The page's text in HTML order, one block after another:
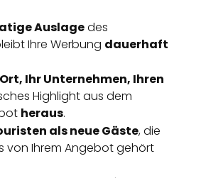
Auslagedes
Ihre Werbung dauerhaft
Ihr Unternehmen, Ihren
Highlight aus dem
heraus.
als neue Gäste, die
von Ihrem Angebot gehört